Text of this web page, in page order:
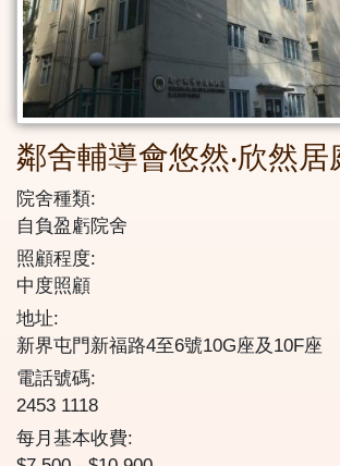
鄰舍輔導會悠然‧欣然居
院舍種類:
自負盈虧院舍
照顧程度:
中度照顧
地址:
新界屯門新福路4至6號10G座及10F座
電話號碼:
2453 1118
每月基本收費: